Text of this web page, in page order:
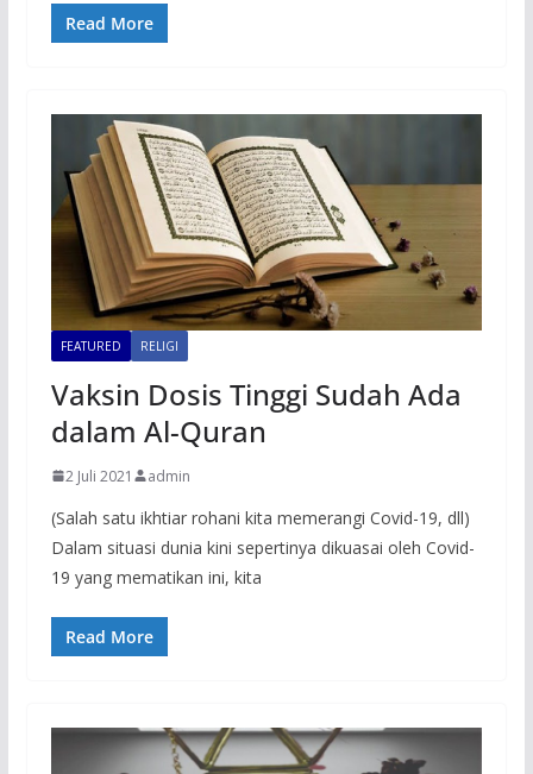
Read More
FEATURED RELIGI
Vaksin Dosis Tinggi Sudah Ada
dalam Al-Quran
2 Juli 2021 admin
(Salah satu ikhtiar rohani kita memerangi Covid-19, dll)
Dalam situasi dunia kini sepertinya dikuasai oleh Covid-
19 yang mematikan ini, kita
Read More